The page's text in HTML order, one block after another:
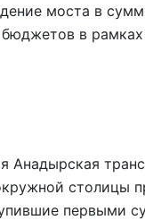
моста в
в
Анадырская
столицы
первыми